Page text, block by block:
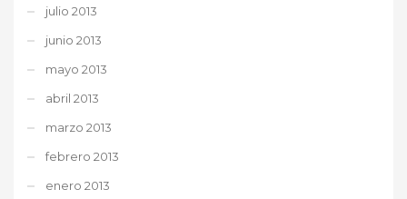
julio 2013
junio 2013
mayo 2013
abril 2013
marzo 2013
febrero 2013
enero 2013